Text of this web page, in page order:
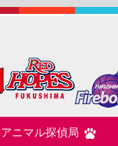
アニマル探偵局